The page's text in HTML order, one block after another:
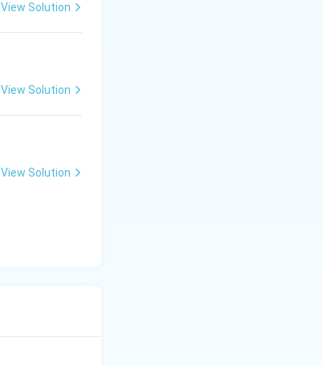
View Solution
View Solution
View Solution